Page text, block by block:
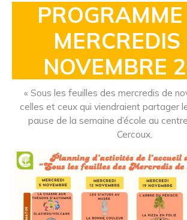
MERCREDIS
NOVEMBRE
« Sous les feuilles des mercredis de
celles et ceux qui viendraient partager
pause de la semaine d’école au
Cercoux.